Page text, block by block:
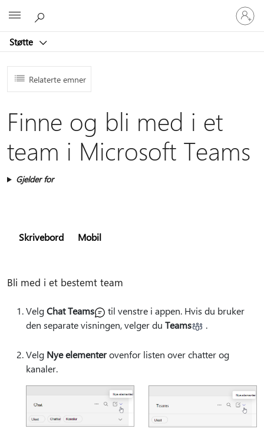
Støtte
Logg
på
kontoen
Relaterte emner
Finne og bli med i et
team i Microsoft Teams
Gjelder for
Skrivebord Mobil
Bli med i et bestemt team
VelgChat Teams
til venstre i appen. Hvis du bruker
den separate visningen, velger du Teams .
Velg Nye elementerovenfor listen over chatter og
kanaler.